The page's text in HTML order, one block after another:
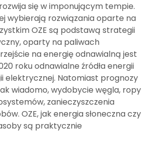
się w imponującym tempie.
wybierają rozwiązania oparte na
OZE są podstawą strategii
oparty na paliwach
na energię odnawialną jest
roku odnawialne źródła energii
elektrycznej. Natomiast prognozy
wiadomo, wydobycie węgla, ropy
zanieczyszczenia
OZE, jak energia słoneczna czy
są praktycznie